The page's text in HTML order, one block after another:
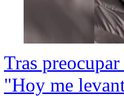
Tras
"Hoy me